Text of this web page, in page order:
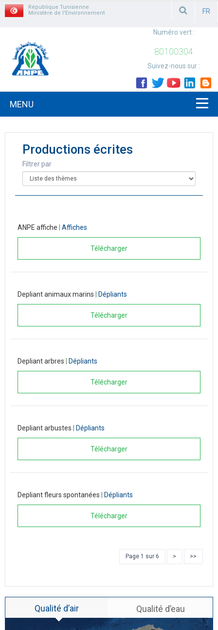
République Tunisienne
Ministère de l'Environnement
FR
Numéro vert :
80100304
Suivez-nous sur :
MENU
Productions écrites
Filtrer par
ANPE affiche Affiches
Télécharger
Depliant animaux marins Dépliants
Télécharger
Depliant arbres Dépliants
Télécharger
Depliant arbustes Dépliants
Télécharger
Depliant fleurs spontanées Dépliants
Télécharger
Page 1 sur 6 > >>
Qualité d’air Qualité d’eau